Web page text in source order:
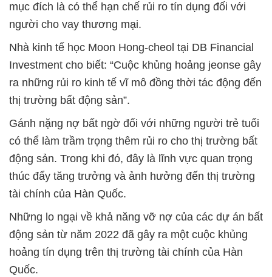
mục đích là có thể hạn chế rủi ro tín dụng đối với
người cho vay thương mại.
Nhà kinh tế học Moon Hong-cheol tại DB Financial
Investment cho biết: “Cuộc khủng hoảng jeonse gây
ra những rủi ro kinh tế vĩ mô đồng thời tác động đến
thị trường bất động sản”.
Gánh nặng nợ bất ngờ đối với những người trẻ tuổi
có thể làm trầm trọng thêm rủi ro cho thị trường bất
động sản. Trong khi đó, đây là lĩnh vực quan trọng
thúc đẩy tăng trưởng và ảnh hưởng đến thị trường
tài chính của Hàn Quốc.
Những lo ngại về khả năng vỡ nợ của các dự án bất
động sản từ năm 2022 đã gây ra một cuộc khủng
hoảng tín dụng trên thị trường tài chính của Hàn
Quốc.